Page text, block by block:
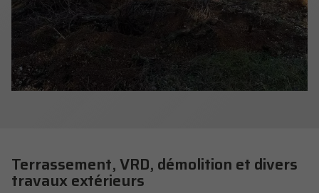
Terrassement, VRD, démolition et divers
travaux extérieurs